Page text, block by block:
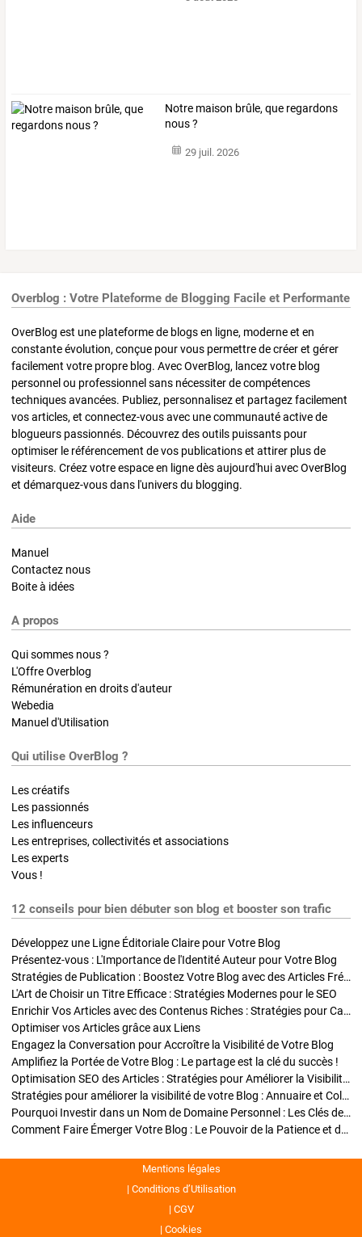
Notre maison brûle, que regardons
nous ?
29 juil. 2026
Overblog : Votre Plateforme de Blogging Facile et Performante
OverBlog est une plateforme de blogs en ligne, moderne et en
constante évolution, conçue pour vous permettre de créer et gérer
facilement votre propre blog. Avec OverBlog, lancez votre blog
personnel ou professionnel sans nécessiter de compétences
techniques avancées. Publiez, personnalisez et partagez facilement
vos articles, et connectez-vous avec une communauté active de
blogueurs passionnés. Découvrez des outils puissants pour
optimiser le référencement de vos publications et attirer plus de
visiteurs. Créez votre espace en ligne dès aujourd'hui avec OverBlog
et démarquez-vous dans l'univers du blogging.
Aide
Manuel
Contactez nous
Boite à idées
A propos
Qui sommes nous ?
L'Offre Overblog
Rémunération en droits d'auteur
Webedia
Manuel d'Utilisation
Qui utilise OverBlog ?
Les créatifs
Les passionnés
Les influenceurs
Les entreprises, collectivités et associations
Les experts
Vous !
12 conseils pour bien débuter son blog et booster son trafic
Développez une Ligne Éditoriale Claire pour Votre Blog
Présentez-vous : L'Importance de l'Identité Auteur pour Votre Blog
Stratégies de Publication : Boostez Votre Blog avec des Articles Fréquents et Exclusifs
L'Art de Choisir un Titre Efficace : Stratégies Modernes pour le SEO
Enrichir Vos Articles avec des Contenus Riches : Stratégies pour Captiver et Optimiser
Optimiser vos Articles grâce aux Liens
Engagez la Conversation pour Accroître la Visibilité de Votre Blog
Amplifiez la Portée de Votre Blog : Le partage est la clé du succès !
Optimisation SEO des Articles : Stratégies pour Améliorer la Visibilité de Votre Blog
Stratégies pour améliorer la visibilité de votre Blog : Annuaire et Collaborations
Pourquoi Investir dans un Nom de Domaine Personnel : Les Clés de la Réussite de Votre Blog
Comment Faire Émerger Votre Blog : Le Pouvoir de la Patience et de la Persévérance
Mentions légales
Conditions d’Utilisation
CGV
Cookies